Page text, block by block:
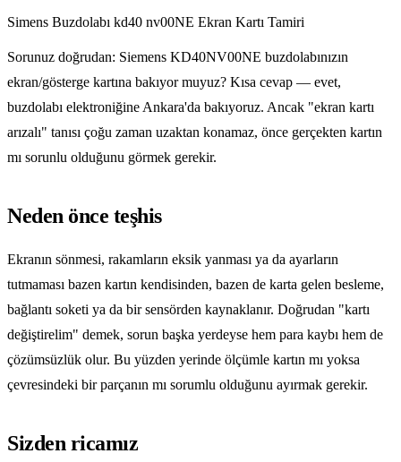
Simens Buzdolabı kd40 nv00NE Ekran Kartı Tamiri
Sorunuz doğrudan: Siemens KD40NV00NE buzdolabınızın
ekran/gösterge kartına bakıyor muyuz? Kısa cevap — evet,
buzdolabı elektroniğine Ankara'da bakıyoruz. Ancak "ekran kartı
arızalı" tanısı çoğu zaman uzaktan konamaz, önce gerçekten kartın
mı sorunlu olduğunu görmek gerekir.
Neden önce teşhis
Ekranın sönmesi, rakamların eksik yanması ya da ayarların
tutmaması bazen kartın kendisinden, bazen de karta gelen besleme,
bağlantı soketi ya da bir sensörden kaynaklanır. Doğrudan "kartı
değiştirelim" demek, sorun başka yerdeyse hem para kaybı hem de
çözümsüzlük olur. Bu yüzden yerinde ölçümle kartın mı yoksa
çevresindeki bir parçanın mı sorumlu olduğunu ayırmak gerekir.
Sizden ricamız